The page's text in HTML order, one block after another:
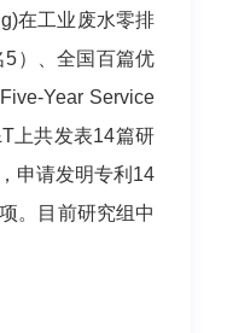
在工业废水零排
5）、全国百篇优
Year Service
上共发表14篇研
申请发明专利14
。目前研究组中